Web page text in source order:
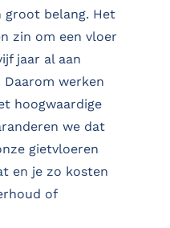
groot belang. Het
zin om een vloer
jaar al aan
Daarom werken
hoogwaardige
we dat
gietvloeren
en je zo kosten
of